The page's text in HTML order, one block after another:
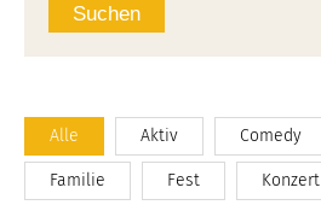
Suchen
Alle Aktiv Comedy
Familie Fest Konzert